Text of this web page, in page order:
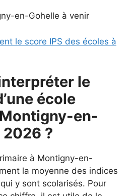
en-Gohelle à venir
le score IPS des écoles à
le
école
en-
2026 ?
à Montigny-en-
la moyenne des indices
y sont scolarisés. Pour